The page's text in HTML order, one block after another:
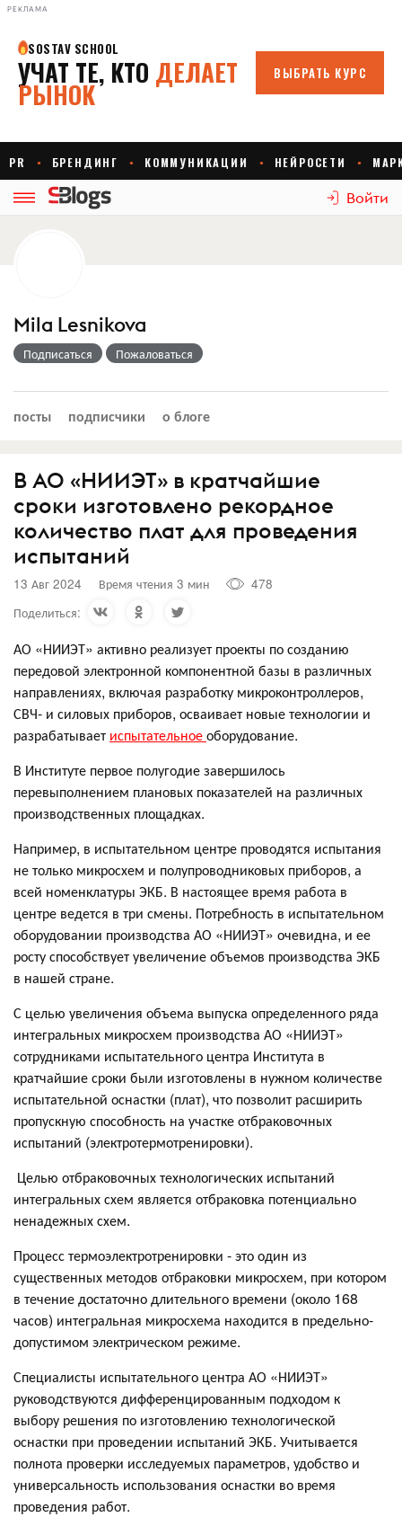
РЕКЛАМА
Войти
Mila Lesnikova
Подписаться Пожаловаться
посты подписчики о блоге
В АО «НИИЭТ» в кратчайшие
сроки изготовлено рекордное
количество плат для проведения
испытаний
13 Авг 2024 Время чтения 3 мин
478
Поделиться:
АО «НИИЭТ» активно реализует проекты по созданию
передовой электронной компонентной базы в различных
направлениях, включая разработку микроконтроллеров,
СВЧ- и силовых приборов, осваивает новые технологии и
разрабатывает испытательноеоборудование.
В Институте первое полугодие завершилось
перевыполнением плановых показателей на различных
производственных площадках.
Например, в испытательном центре проводятся испытания
не только микросхем и полупроводниковых приборов, а
всей номенклатуры ЭКБ. В настоящее время работа в
центре ведется в три смены. Потребность в испытательном
оборудовании производства АО «НИИЭТ» очевидна, и ее
росту способствует увеличение объемов производства ЭКБ
в нашей стране.
С целью увеличения объема выпуска определенного ряда
интегральных микросхем производства АО «НИИЭТ»
сотрудниками испытательного центра Института в
кратчайшие сроки были изготовлены в нужном количестве
испытательной оснастки (плат), что позволит расширить
пропускную способность на участке отбраковочных
испытаний (электротермотренировки).
Целью отбраковочных технологических испытаний
интегральных схем является отбраковка потенциально
ненадежных схем.
Процесс термоэлектротренировки - это один из
существенных методов отбраковки микросхем, при котором
в течение достаточно длительного времени (около 168
часов) интегральная микросхема находится в предельно-
допустимом электрическом режиме.
Специалисты испытательного центра АО «НИИЭТ»
руководствуются дифференцированным подходом к
выбору решения по изготовлению технологической
оснастки при проведении испытаний ЭКБ. Учитывается
полнота проверки исследуемых параметров, удобство и
универсальность использования оснастки во время
проведения работ.